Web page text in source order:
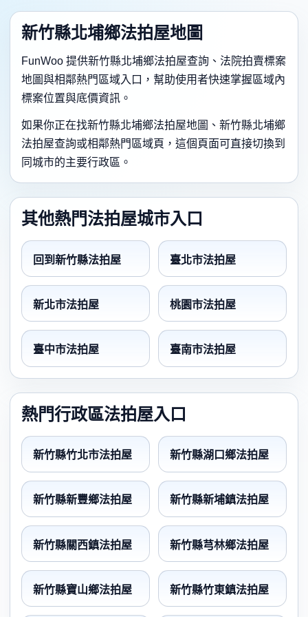
新竹縣北埔鄉法拍屋地圖
FunWoo 提供新竹縣北埔鄉法拍屋查詢、法院拍賣標案
地圖與相鄰熱門區域入口，幫助使用者快速掌握區域內
標案位置與底價資訊。
如果你正在找新竹縣北埔鄉法拍屋地圖、新竹縣北埔鄉
法拍屋查詢或相鄰熱門區域頁，這個頁面可直接切換到
同城市的主要行政區。
其他熱門法拍屋城市入口
回到新竹縣法拍屋 臺北市法拍屋
新北市法拍屋 桃園市法拍屋
臺中市法拍屋 臺南市法拍屋
熱門行政區法拍屋入口
新竹縣竹北市法拍屋 新竹縣湖口鄉法拍屋
新竹縣新豐鄉法拍屋 新竹縣新埔鎮法拍屋
新竹縣關西鎮法拍屋 新竹縣芎林鄉法拍屋
新竹縣寶山鄉法拍屋 新竹縣竹東鎮法拍屋